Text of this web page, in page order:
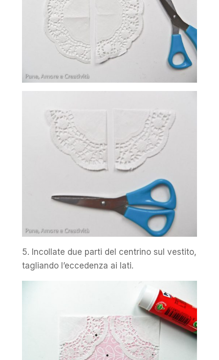
5. Incollate due parti del centrino sul vestito,
tagliando l’eccedenza ai lati.